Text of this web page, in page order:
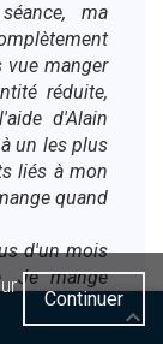
Continuer
ma
vue manger
réduite,
d'Alain
un les plus
liés à mon
quand
d'un mois
Je mange
J'ai déjà
moitié de keyboard_arrow_up